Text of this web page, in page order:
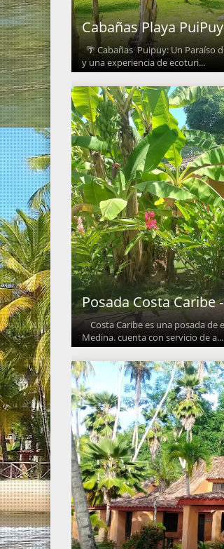
Cabañas Playa
🌴 Cabañas Puipuy: Un Paraíso
y una experiencia de ecoturi...
Posada Costa Caribe
Costa Caribe es una posada de
Medina. cuenta con servicio de a...